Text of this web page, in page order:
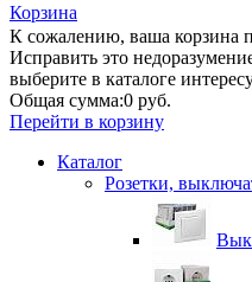
Корзина
К сожалению, ваша корзина
Исправить это
выберите в каталоге
Общая сумма:0 руб.
Перейти в корзину
Каталог
Розетки,